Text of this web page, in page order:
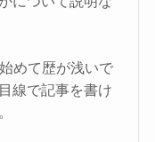
めて歴が浅いで
線で記事を書け